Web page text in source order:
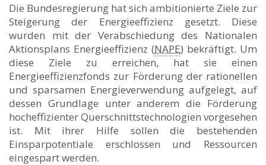
Die Bundesregierung hat sich ambitionierte Ziele zur
Steigerung der Energieeffizienz gesetzt. Diese
wurden mit der Verabschiedung des Nationalen
Aktionsplans Energieeffizienz (NAPE) bekräftigt. Um
diese Ziele zu erreichen, hat sie einen
Energieeffizienzfonds zur Förderung der rationellen
und sparsamen Energieverwendung aufgelegt, auf
dessen Grundlage unter anderem die Förderung
hocheffizienter Querschnittstechnologien vorgesehen
ist. Mit ihrer Hilfe sollen die bestehenden
Einsparpotentiale erschlossen und Ressourcen
eingespart werden.